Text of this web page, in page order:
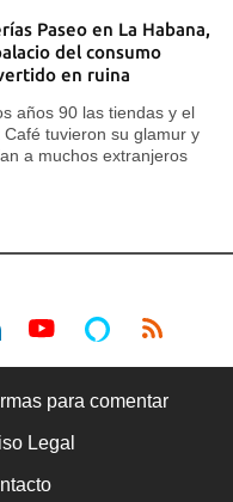
Paseo en La Habana,
del consumo
en ruina
años 90 las tiendas y el
Café tuvieron su glamur y
a muchos extranjeros
para comentar
Legal